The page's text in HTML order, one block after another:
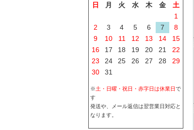
日 月 火 水 木 金
土
1
2
3 4 5 6 7
8
9
10 11 12 13 14
15
16
17 18 19 20 21
22
23
24 25 26 27 28
29
30
31
※土・日曜・祝日・赤字日は休業日で
す
発送や、メール返信は翌営業日対応と
なります。